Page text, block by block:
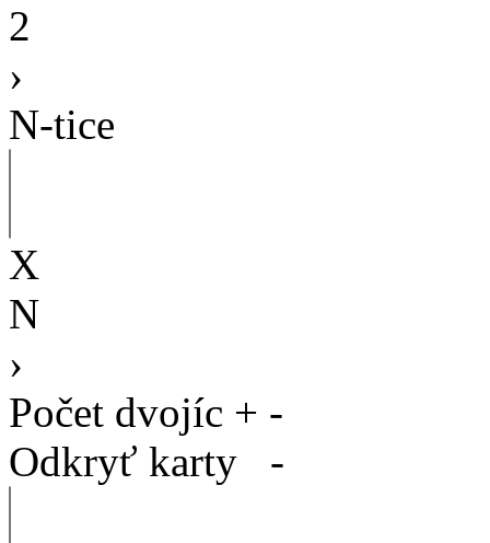
2
›
N-tice
X
N
›
Počet dvojíc + -
Odkryť karty
-